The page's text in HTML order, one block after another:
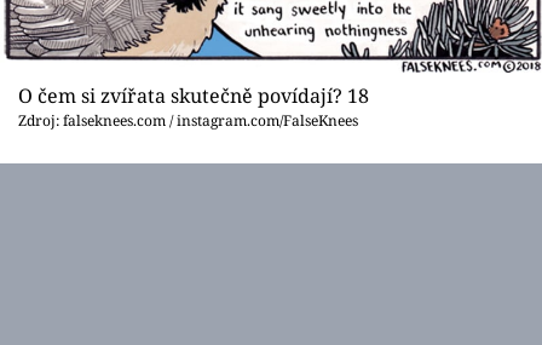
O čem si zvířata skutečně povídají? 18
Zdroj: falseknees.com / instagram.com/FalseKnees